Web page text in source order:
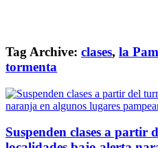
Tag Archive: clases, la
tormenta
Suspenden clases a partir